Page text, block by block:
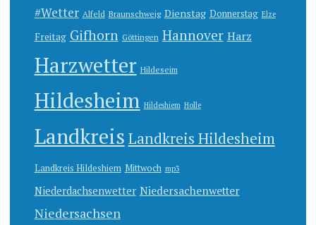
#Wetter Alfeld Braunschweig Dienstag Donnerstag Elze
Freitag Gifhorn Göttingen Hannover Harz
Harzwetter Hildeseim
Hildesheim Hildeshiem Holle
Landkreis Landkreis Hildesheim
Landkreis Hildeshiem Mittwoch mp3
Niederdachsenwetter Niedersachenwetter
Niedersachsen